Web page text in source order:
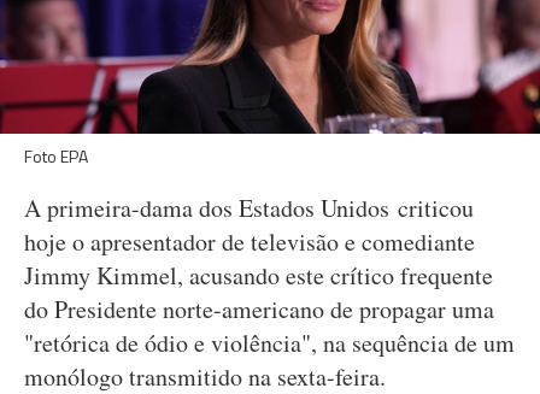
Foto EPA
A primeira-dama dos Estados Unidos criticou
hoje o apresentador de televisão e comediante
Jimmy Kimmel, acusando este crítico frequente
do Presidente norte-americano de propagar uma
"retórica de ódio e violência", na sequência de um
monólogo transmitido na sexta-feira.